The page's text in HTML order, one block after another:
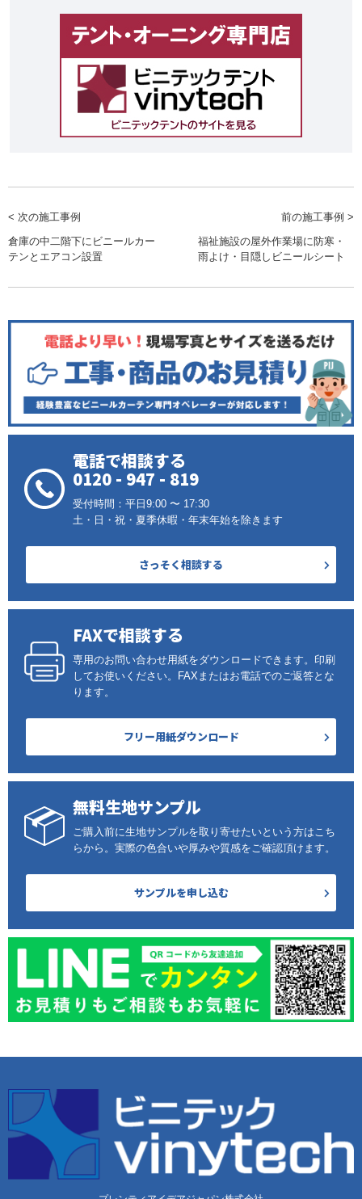
< 次の施工事例
倉庫の中二階下にビニールカー
テンとエアコン設置
前の施工事例 >
福祉施設の屋外作業場に防寒・
雨よけ・目隠しビニールシート
電話で相談する
0120 - 947 - 819
受付時間：平日9:00 〜 17:30
土・日・祝・夏季休暇・年末年始を除きます
さっそく相談する
FAXで相談する
専用のお問い合わせ用紙をダウンロードできます。印刷
してお使いください。FAXまたはお電話でのご返答とな
ります。
フリー用紙ダウンロード
無料生地サンプル
ご購入前に生地サンプルを取り寄せたいという方はこち
らから。実際の色合いや厚みや質感をご確認頂けます。
サンプルを申し込む